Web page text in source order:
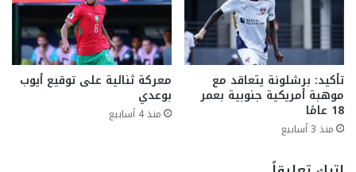
تأكيد: برشلونة يتعاقد مع
موهبة أمريكية جنوبية بعمر
18 عامًا
منذ 3 أسابيع
معركة ثنائية على توقيع أيوب
بوعدي
منذ 4 أسابيع